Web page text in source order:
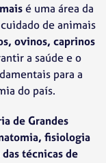
é uma área da
de animais
ovinos, caprinos
a saúde e o
para a
do país.
de Grandes
fisiologia
técnicas de